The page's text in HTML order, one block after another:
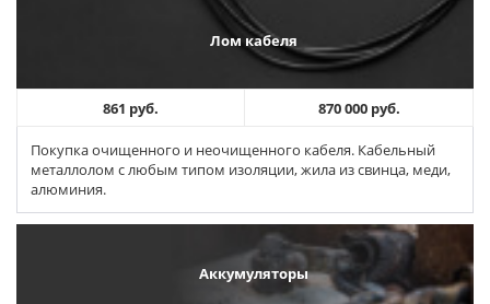
Лом кабеля
861 руб. 870 000 руб.
Покупка очищенного и неочищенного кабеля. Кабельный
металлолом с любым типом изоляции, жила из свинца, меди,
алюминия.
Аккумуляторы